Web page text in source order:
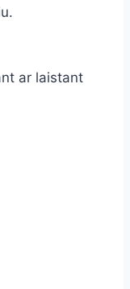
ar laistant